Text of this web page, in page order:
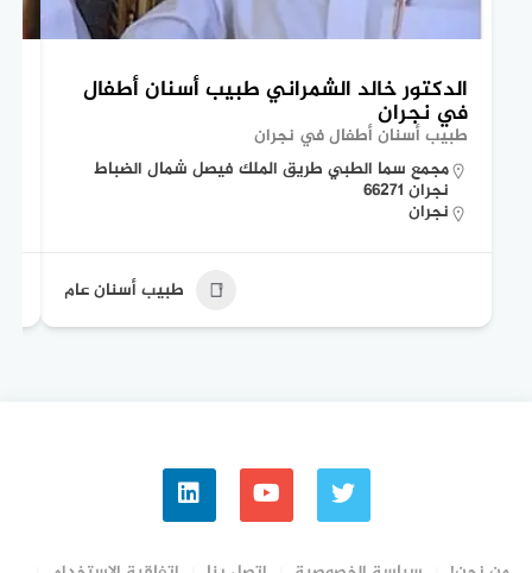
الدكتور خالد الشمراني طبيب أسنان أطفال
في نجران
طبيب أسنان أطفال في نجران
مجمع سما الطبي طريق الملك فيصل شمال الضباط
نجران 66271
نجران
طبيب أسنان عام